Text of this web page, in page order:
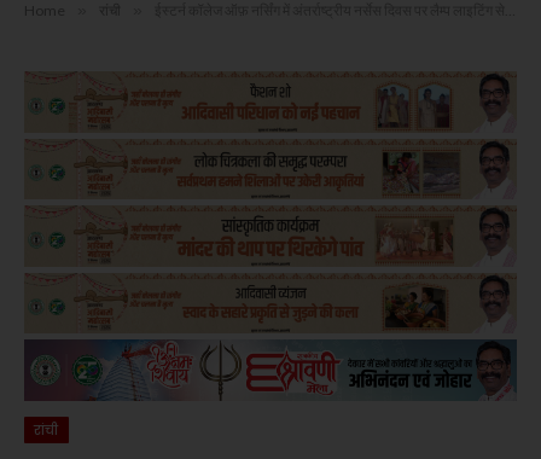
Home
रांची